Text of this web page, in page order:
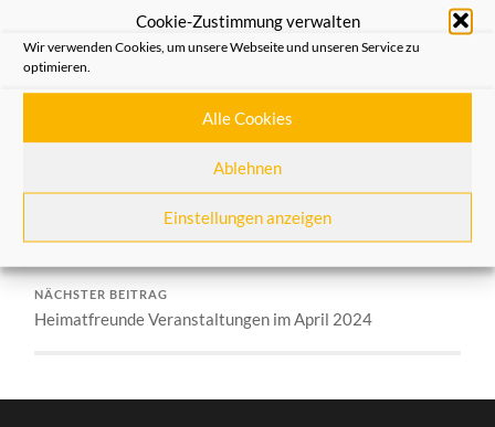
Cookie-Zustimmung verwalten
Wir verwenden Cookies, um unsere Webseite und unseren Service zu
optimieren.
Alle Cookies
Ablehnen
Einstellungen anzeigen
Montag, 15. April um 19 Uhr Geschäftsstelle
Heimatfreunde Neuss, Michaelstraße 67
Anmeldung:
Allgemein,Aus dem Verein
Heinz Gilges – Bürgerfunksendung am 11.4.2024
NÄCHSTER BEITRAG
Heimatfreunde Veranstaltungen im April 2024